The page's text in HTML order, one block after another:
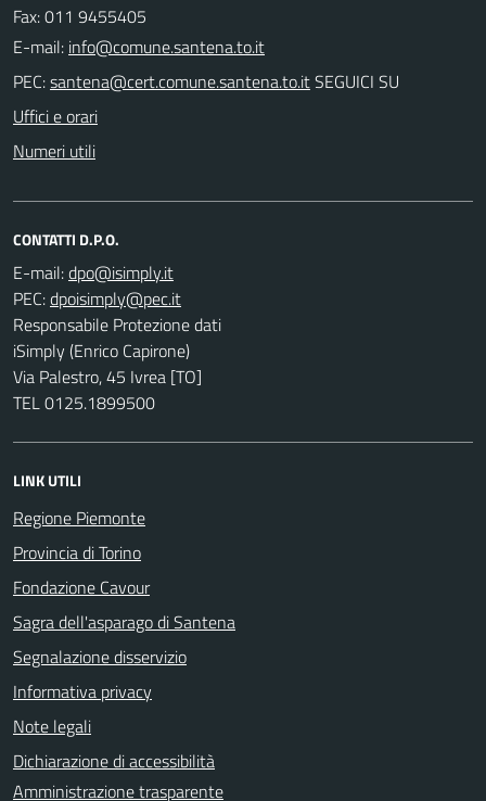
Fax: 011 9455405
E-mail:
PEC:
SEGUICI SU
Uffici e orari
Numeri utili
CONTATTI D.P.O.
E-mail:
PEC:
Responsabile Protezione dati
iSimply (Enrico Capirone)
Via Palestro, 45 Ivrea [TO]
TEL 0125.1899500
LINK UTILI
Regione Piemonte
Provincia di Torino
Fondazione Cavour
Sagra dell'asparago di Santena
Segnalazione disservizio
Informativa privacy
Note legali
Dichiarazione di accessibilità
Amministrazione trasparente